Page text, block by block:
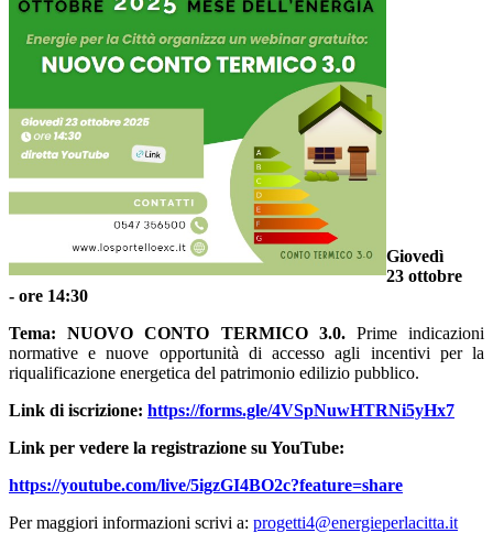
Giovedì
23 ottobre
- ore 14:30
Tema:NUOVO CONTO TERMICO 3.0. Prime indicazioni
normative e nuove opportunità di accesso agli incentivi per la
riqualificazione energetica del patrimonio edilizio pubblico.
Link di iscrizione: https://forms.gle/4VSpNuwHTRNi5yHx7
Link per vedere la registrazione su YouTube:
https://youtube.com/live/5igzGI4BO2c?feature=share
Per maggiori informazioni scrivi a: progetti4@energieperlacitta.it